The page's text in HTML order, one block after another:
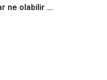
ne olabilir …